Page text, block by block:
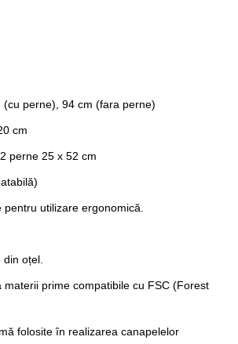
perne), 94 cm (fara perne)
cm
perne 25 x 52 cm
utilizare ergonomică.
din oțel.
materii prime compatibile cu FSC (Forest
folosite în realizarea canapelelor